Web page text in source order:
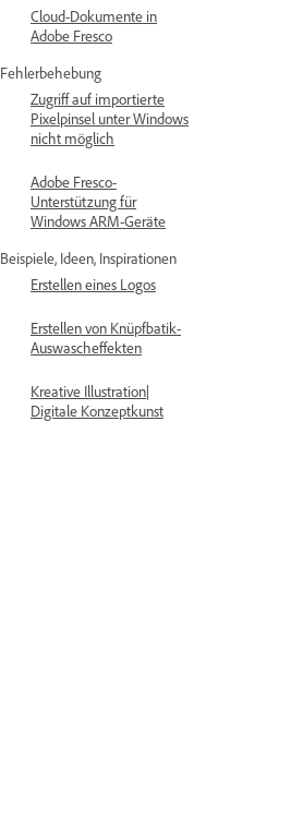
Cloud-Dokumente in
Adobe Fresco
Fehlerbehebung
Zugriff auf importierte
Pixelpinsel unter Windows
nicht möglich
Adobe Fresco-
Unterstützung für
Windows ARM-Geräte
Beispiele, Ideen, Inspirationen
Erstellen eines Logos
Erstellen von Knüpfbatik-
Auswascheffekten
Kreative Illustration|
Digitale Konzeptkunst